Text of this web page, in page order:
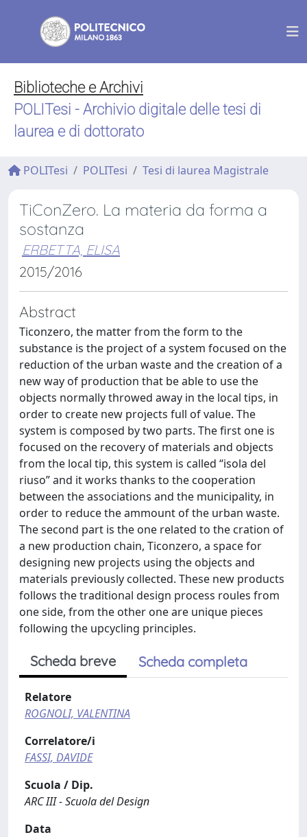
Biblioteche e Archivi
POLITesi - Archivio digitale delle tesi di
laurea e di dottorato
POLITesi POLITesi Tesi di laurea Magistrale
TiConZero. La materia da forma a
sostanza
ERBETTA, ELISA
2015/2016
Abstract
Ticonzero, the matter from the form to the
substance is the project of a system focused on the
reduction of the urban waste and the creation of a
new way of production that be able to use the
objects normally throwed away in the local tips, in
order to create new projects full of value. The
system is composed by two parts. The first one is
focused on the recovery of materials and objects
from the local tip, this system is called “isola del
riuso” and it works thanks to the cooperation
between the associations and the municipality, in
order to reduce the ammount of the urban waste.
The second part is the one related to the cration of
a new production chain, Ticonzero, a space for
designing new projects using the objects and
materials previously collected. These new products
follows the traditional design process roules from
one side, from the other one are unique pieces
following the upcycling principles.
Scheda breve Scheda completa
Relatore
ROGNOLI, VALENTINA
Correlatore/i
FASSI, DAVIDE
Scuola / Dip.
ARC III - Scuola del Design
Data